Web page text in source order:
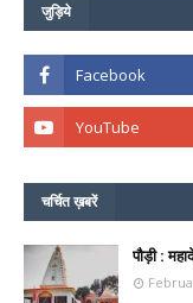
जुड़िये
चर्चित ख़बरें
पौड़ी :